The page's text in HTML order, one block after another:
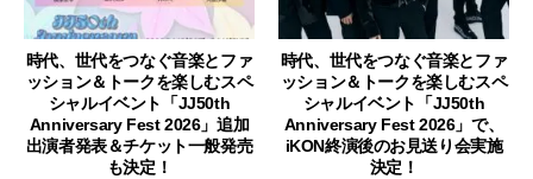
時代、世代をつなぐ音楽とファ
ッション＆トークを楽しむスペ
シャルイベント「JJ50th
Anniversary Fest 2026」追加
出演者発表＆チケット一般発売
も決定！
時代、世代をつなぐ音楽とファ
ッション＆トークを楽しむスペ
シャルイベント「JJ50th
Anniversary Fest 2026」で、
iKON終演後のお見送り会実施
決定！